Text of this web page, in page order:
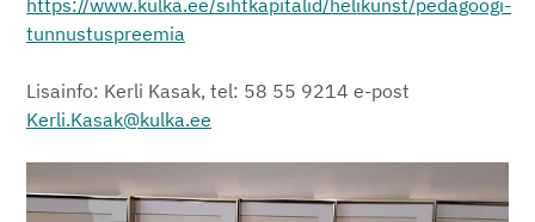
https://www.kulka.ee/sihtkapitalid/helikunst/pedagoogi-
tunnustuspreemia
Lisainfo: Kerli Kasak, tel: 58 55 9214 e-post
Kerli.Kasak@kulka.ee